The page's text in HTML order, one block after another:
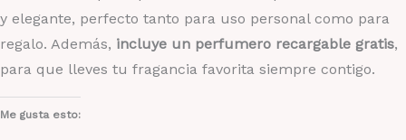
y elegante, perfecto tanto para uso personal como para
regalo. Además, incluye un perfumero recargable gratis,
para que lleves tu fragancia favorita siempre contigo.
Me gusta esto: